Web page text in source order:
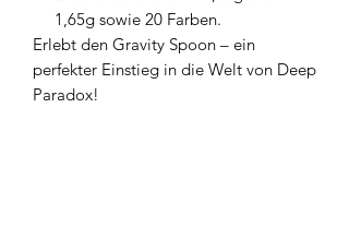
1,65g sowie 20 Farben.
Erlebt den Gravity Spoon – ein
perfekter Einstieg in die Welt von Deep
Paradox!